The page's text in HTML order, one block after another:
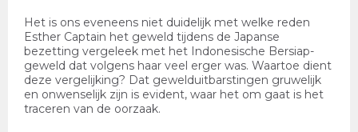
Het is ons eveneens niet duidelijk met welke reden
Esther Captain het geweld tijdens de Japanse
bezetting vergeleek met het Indonesische Bersiap-
geweld dat volgens haar veel erger was. Waartoe dient
deze vergelijking? Dat gewelduitbarstingen gruwelijk
en onwenselijk zijn is evident, waar het om gaat is het
traceren van de oorzaak.